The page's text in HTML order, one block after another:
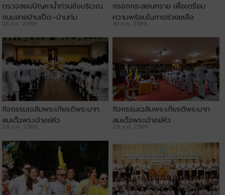
ตรวจสอบปัญหาน้ำท่วมขังบริเวณ
ถนนสายบ้านเป็ด–บ้านทุ่ม
03 ส.ค. 2569
กรอกกระสอบทราย เพื่อเตรียม
ความพร้อมในการช่วยเหลือ
ประชาชน
30 ก.ค. 2569
กิจกรรมเฉลิมพระเกียรติพระบาท
สมเด็จพระเจ้าอยู่หัว
28 ก.ค. 2569
กิจกรรมเฉลิมพระเกียรติพระบาท
สมเด็จพระเจ้าอยู่หัว
28 ก.ค. 2569